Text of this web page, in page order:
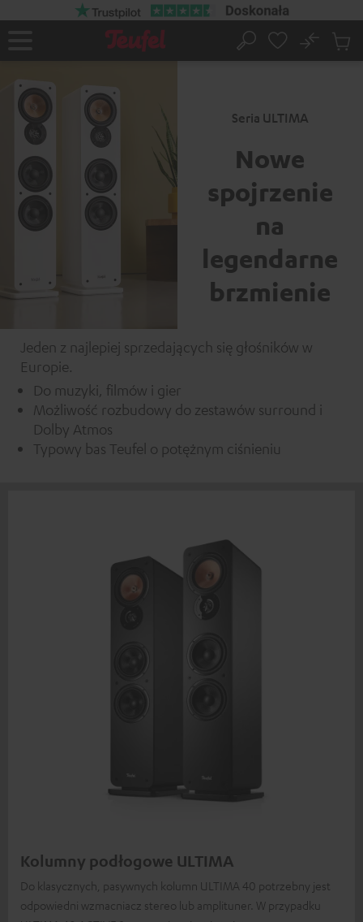
Strona
Szukaj
No
Seria ULTIMA
Nowe
spojrzenie
na
legendarne
brzmienie
Jeden z najlepiej sprzedających się głośników w
Europie.
Do muzyki, filmów i gier
Możliwość rozbudowy do zestawów surround i
Dolby Atmos
Typowy bas Teufel o potężnym ciśnieniu
Kolumny podłogowe ULTIMA
Do klasycznych, pasywnych kolumn ULTIMA 40 potrzebny jest
odpowiedni wzmacniacz stereo lub amplituner. W przypadku